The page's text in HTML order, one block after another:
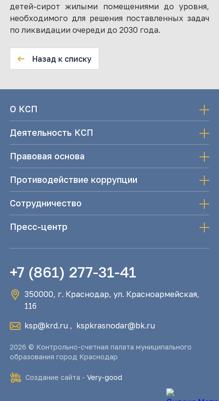
детей-сирот жилыми помещениями до уровня,
необходимого для решения поставленных задач
по ликвидации очереди до 2030 года.
Назад к списку
О КСП
Деятельность КСП
Правовая основа
Противодействие коррупции
Сотрудничество
Пресс-центр
+7 (861) 277-31-41
350000, г. Краснодар, ул. Красноармейская,
116
ksp@krd.ru , kspkrasnodar@bk.ru
2026 © Контрольно-счетная палата муниципального
образования город Краснодар
Создание сайта - Very-good